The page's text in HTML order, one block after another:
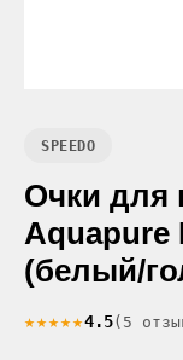
SPEEDO
Очки для
Aquapure
(белый/
★★★★★4.5(5